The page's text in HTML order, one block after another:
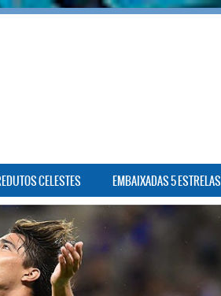
CELESTES EMBAIXADAS 5 ESTRELAS